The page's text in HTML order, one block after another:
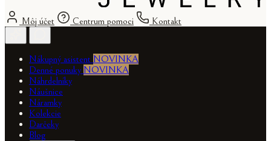
Môj účet Centrum pomoci Kontakt
Nákupný asistent NOVINKA
Denné ponuky NOVINKA
Náhrdelníky
Náušnice
Náramky
Kolekcie
Darčeky
Blog